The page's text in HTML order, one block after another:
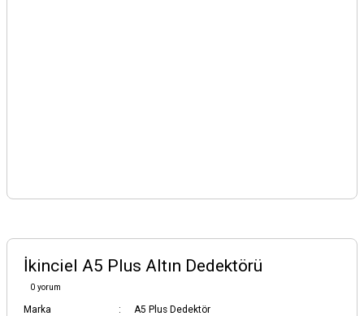
İkinciel A5 Plus Altın Dedektörü
0 yorum
Marka
A5 Plus Dedektör